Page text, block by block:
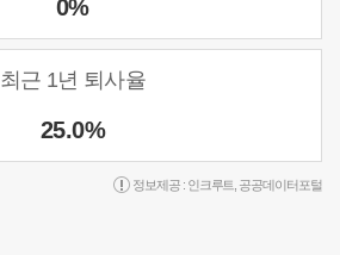
0%
최근 1년 퇴사율
25.0%
정보제공 : 인크루트 공공데이터포털